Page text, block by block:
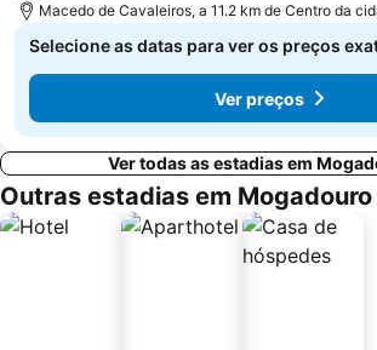
Macedo de Cavaleiros, a 11.2 km de Centro da
Selecione as datas para ver os preços
Ver preços
Ver todas as estadias em
Outras estadias em Mogadouro